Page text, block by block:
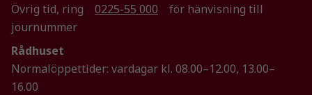
Övrig tid, ring
0225-55 000
för hänvisning till
journummer
Rådhuset
Normalöppettider: vardagar kl. 08.00–12.00, 13.00–
16.00
hemsidan
Upplevelse